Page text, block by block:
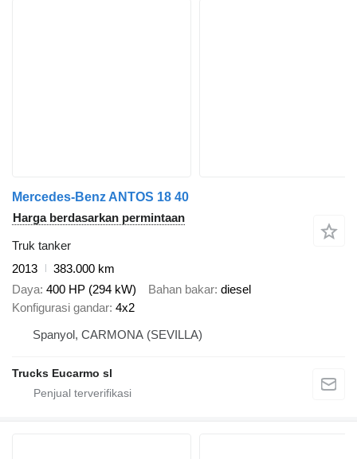
Mercedes-Benz ANTOS 18 40
Harga berdasarkan permintaan
Truk tanker
2013
383.000 km
Daya 400 HP (294 kW) Bahan bakar diesel
Konfigurasi gandar 4x2
Spanyol, CARMONA (SEVILLA)
Trucks Eucarmo sl